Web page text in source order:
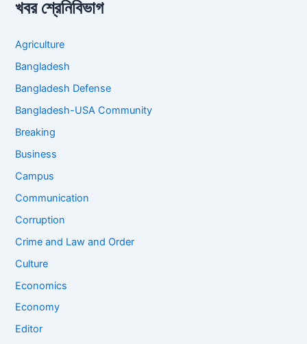
খবর শ্রেনিবিভাগ
Agriculture
Bangladesh
Bangladesh Defense
Bangladesh-USA Community
Breaking
Business
Campus
Communication
Corruption
Crime and Law and Order
Culture
Economics
Economy
Editor